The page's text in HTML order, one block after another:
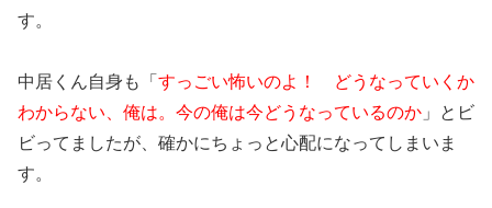
す。
中居くん自身も「 すっごい怖いのよ！ どうなっていくか
わからない、俺は。今の俺は今どうなっているのか 」とビ
ビってましたが、確かにちょっと心配になってしまいま
す。